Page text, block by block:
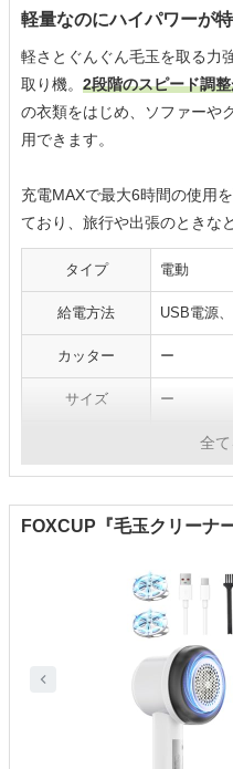
軽量なのにハイパワーが特
軽さとぐんぐん毛玉を取る力
取り機。 2段階のスピード調
の衣類をはじめ、ソファーや
用できます。
充電MAXで最大6時間の使用
ており、旅行や出張のときな
タイプ 電動
給電方法 USB電源
カッター ー
サイズ ー
全
FOXCUP『毛玉クリーナー